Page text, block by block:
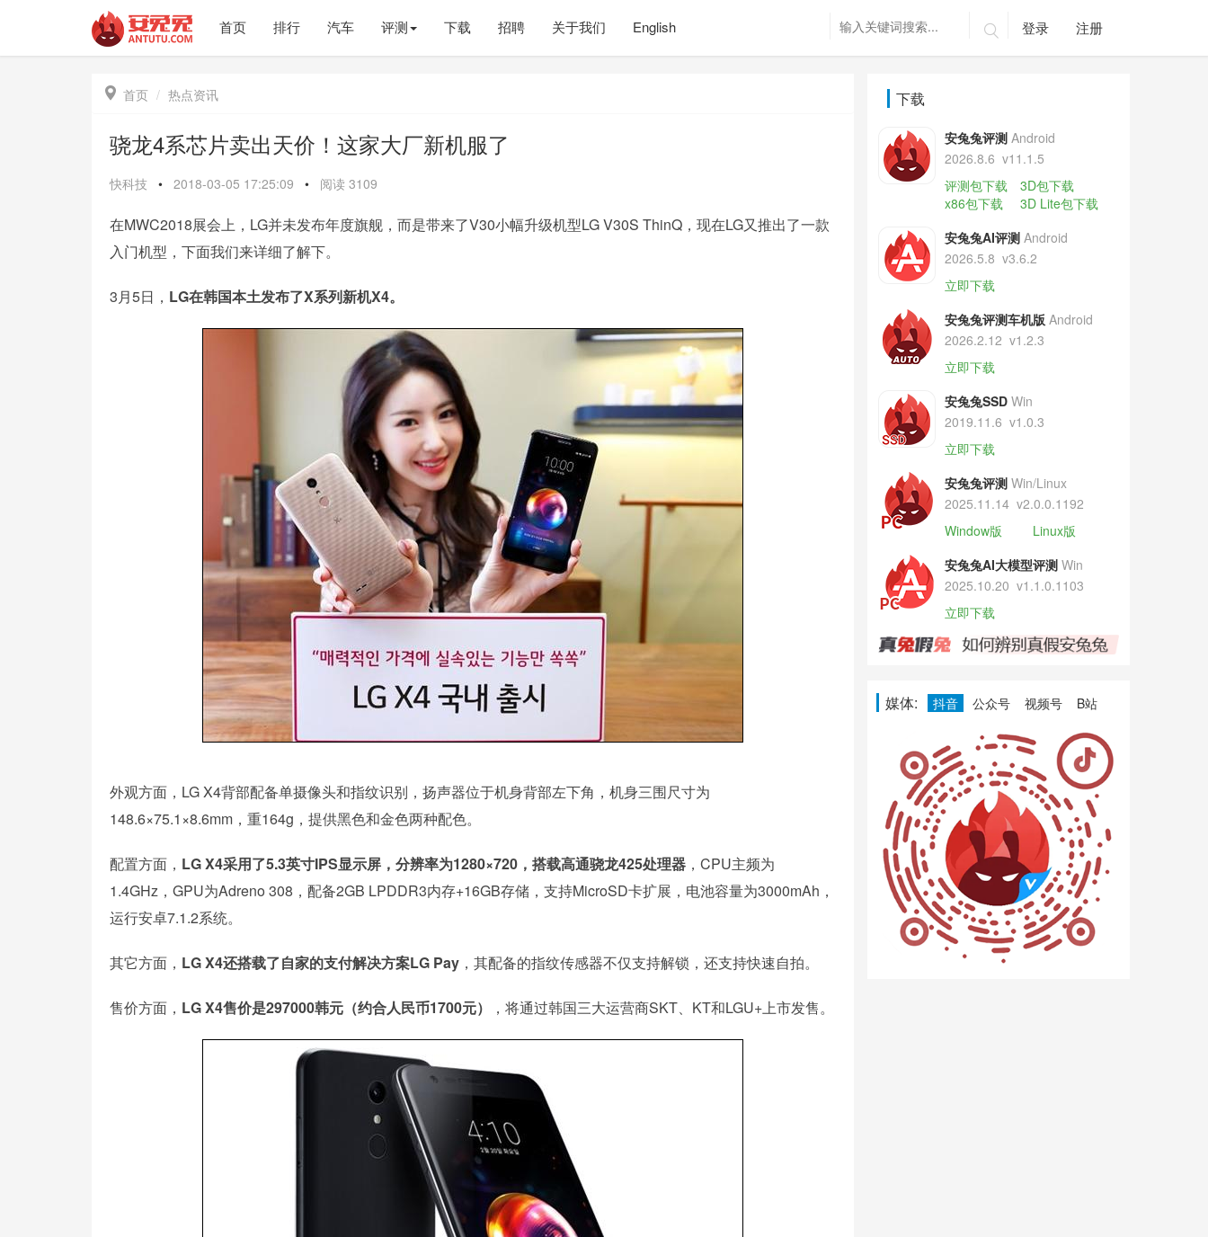
首页 排行 汽车 评测 下载 招聘 关于我们 English  登录 注册
 首页 热点资讯
骁龙4系芯片卖出天价！这家大厂新机服了
快科技 • 2018-03-05 17:25:09 • 阅读 3109
在MWC2018展会上，LG并未发布年度旗舰，而是带来了V30小幅升级机型LG V30S ThinQ，现在LG又推出了一款
入门机型，下面我们来详细了解下。
3月5日， LG在韩国本土发布了X系列新机X4。
外观方面，LG X4背部配备单摄像头和指纹识别，扬声器位于机身背部左下角，机身三围尺寸为
148.6×75.1×8.6mm，重164g，提供黑色和金色两种配色。
配置方面， LG X4采用了5.3英寸IPS显示屏，分辨率为1280×720，搭载高通骁龙425处理器 ，CPU主频为
1.4GHz，GPU为Adreno 308，配备2GB LPDDR3内存+16GB存储，支持MicroSD卡扩展，电池容量为3000mAh，
运行安卓7.1.2系统。
其它方面， LG X4还搭载了自家的支付解决方案LG Pay ，其配备的指纹传感器不仅支持解锁，还支持快速自拍。
售价方面， LG X4售价是297000韩元（约合人民币1700元） ，将通过韩国三大运营商SKT、KT和LGU+上市发售。
下载
安兔兔评测 Android
2026.8.6 v11.1.5
评测包下载
3D包下载
x86包下载
3D Lite包下载
安兔兔AI评测 Android
2026.5.8 v3.6.2
立即下载
安兔兔评测车机版 Android
2026.2.12 v1.2.3
立即下载
安兔兔SSD Win
2019.11.6 v1.0.3
立即下载
安兔兔评测 Win/Linux
2025.11.14 v2.0.0.1192
Window版
Linux版
安兔兔AI大模型评测 Win
2025.10.20 v1.1.0.1103
立即下载
媒体: 抖音 公众号 视频号 B站